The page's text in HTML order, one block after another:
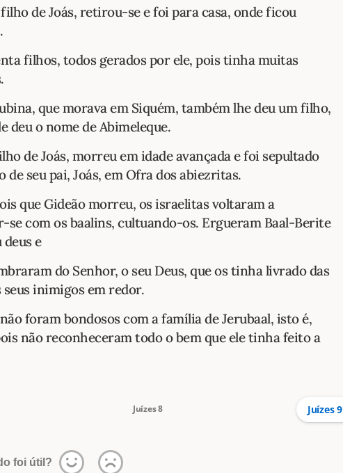
de Joás, retirou-se e foi para casa, onde ficou
filhos, todos gerados por ele, pois tinha muitas
que morava em Siquém, também lhe deu um filho,
deu o nome de Abimeleque.
de Joás, morreu em idade avançada e foi sepultado
de seu pai, Joás, em Ofra dos abiezritas.
que Gideão morreu, os israelitas voltaram a
com os baalins, cultuando-os. Ergueram Baal-Berite
deus e
do Senhor, o seu Deus, que os tinha livrado das
seus inimigos em redor.
foram bondosos com a família de Jerubaal, isto é,
não reconheceram todo o bem que ele tinha feito a
Juízes 8 Juízes 9
foi útil?